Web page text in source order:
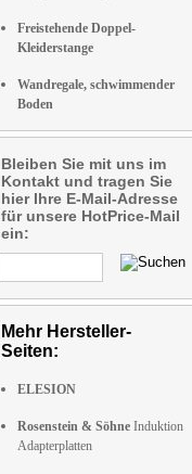
Freistehende Doppel-
Kleiderstange
Wandregale, schwimmender
Boden
Bleiben Sie mit uns im
Kontakt und tragen Sie
hier Ihre E-Mail-Adresse
für unsere HotPrice-Mail
ein:
Mehr Hersteller-
Seiten:
ELESION
Rosenstein & Söhne Induktion
Adapterplatten